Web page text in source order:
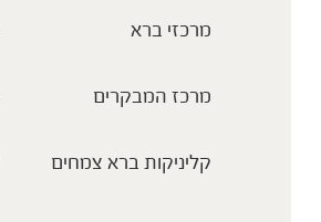
מרכזי ברא
מרכז המבקרים
קליניקות ברא צמחים